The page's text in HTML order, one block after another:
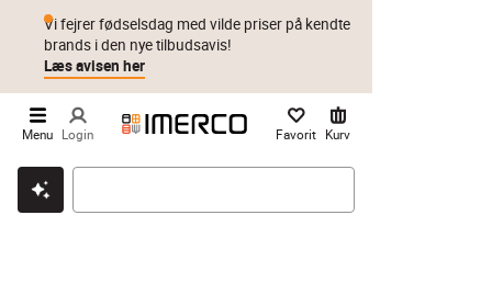
Klik & hent Byt i 1 år Prismatch
Vi fejrer fødselsdag med vilde priser på kendte
brands i den nye tilbudsavis!
Læs avisen her
Menu Login Favorit Kurv